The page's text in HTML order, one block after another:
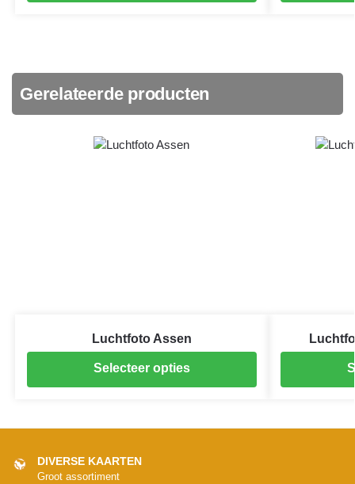
Gerelateerde producten
Luchtfoto Assen
Selecteer opties
DIVERSE KAARTEN
Groot assortiment